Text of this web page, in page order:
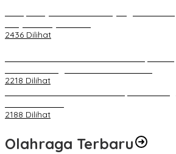
2436 Dilihat
2218 Dilihat
2188 Dilihat
Olahraga Terbaru